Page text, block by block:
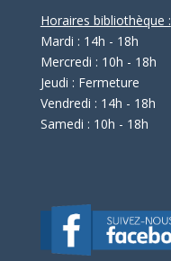
Horaires bibliothèque :
Mardi : 14h - 18h
Mercredi : 10h - 18h
Jeudi : Fermeture
Vendredi : 14h - 18h
Samedi : 10h - 18h